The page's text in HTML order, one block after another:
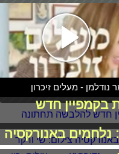
נודלמן - מעלים זיכרון
בקמפיין חדש
נלחמים באנורקסיה